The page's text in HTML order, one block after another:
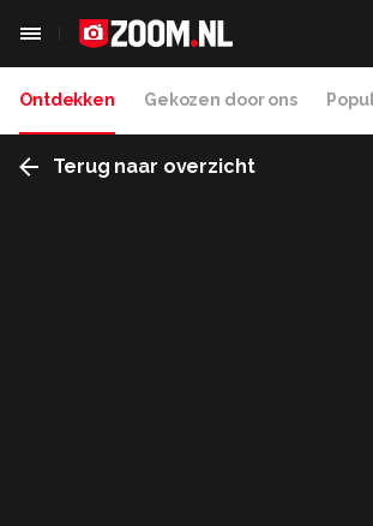
Ontdekken Gekozen door ons
Terug naar overzicht